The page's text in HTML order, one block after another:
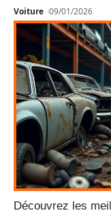
Voiture 09/01/2026
Découvrez les